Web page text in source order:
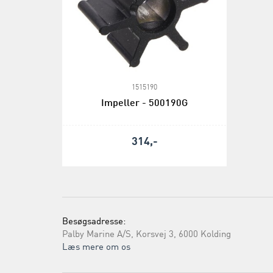
1515190
Impeller - 500190G
314,-
Besøgsadresse:
Palby Marine A/S, Korsvej 3, 6000 Kolding
Læs mere om os